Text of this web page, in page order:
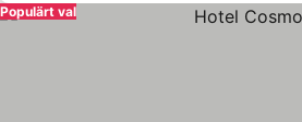
Populärt val